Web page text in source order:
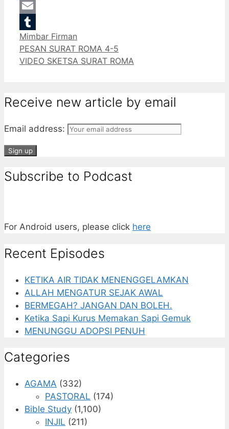
Gmail
Email
Tumblr
Categories
Mimbar Firman
PESAN SURAT ROMA 4-5
VIDEO SKETSA SURAT ROMA
Receive new article by email
Email address:
Subscribe to Podcast
For Android users, please click here
Recent Episodes
KETIKA AIR TIDAK MENENGGELAMKAN
ALLAH MENGATUR SEJAK AWAL
BERMEGAH? JANGAN DAN BOLEH.
Ketika Sapi Kurus Memakan Sapi Gemuk
MENUNGGU ADOPSI PENUH
Categories
AGAMA (332)
PASTORAL (174)
Bible Study (1,100)
INJIL (211)